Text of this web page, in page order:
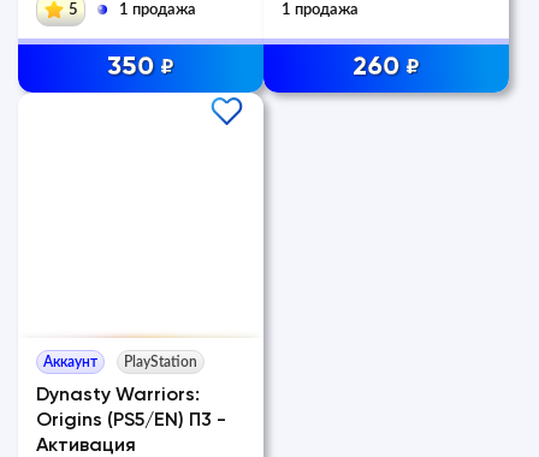
5 1 продажа
350 ₽
1 продажа
260 ₽
Аккаунт PlayStation
Dynasty Warriors:
Origins (PS5/EN) П3 -
Активация